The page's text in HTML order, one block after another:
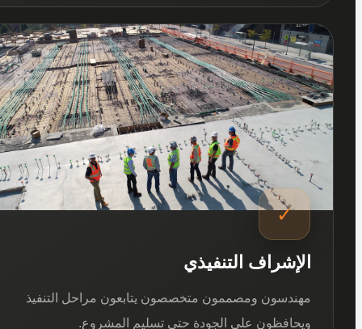
03
✓
الإشراف التنفيذي
مهندسون ومصممون متخصصون يتابعون مراحل التنفيذ
ويحافظون على الجودة حتى تسليم المشروع.